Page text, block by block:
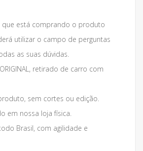
que está comprando o produto
utilizar o campo de perguntas
as suas dúvidas.
retirado de carro com
sem cortes ou edição.
em nossa loja física.
Brasil, com agilidade e